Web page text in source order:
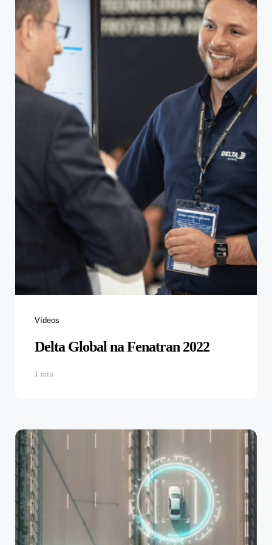
Categories
Vídeos
Delta Global na Fenatran 2022
1 min